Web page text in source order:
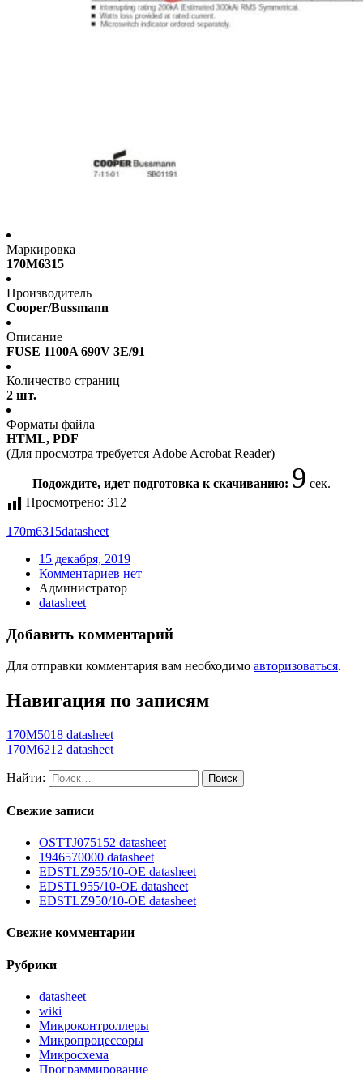
Маркировка
170M6315
Производитель
Cooper/Bussmann
Описание
FUSE 1100A 690V 3E/91
Количество страниц
2 шт.
Форматы файла
HTML, PDF
(Для просмотра требуется Adobe Acrobat Reader)
Подождите, идет подготовка к скачиванию: 9 сек.
Просмотрено: 312
170m6315datasheet
15 декабря, 2019
Комментариев нет
Администратор
datasheet
Добавить комментарий
Для отправки комментария вам необходимо авторизоваться.
Навигация по записям
170M5018 datasheet
170M6212 datasheet
Найти:
Свежие записи
OSTTJ075152 datasheet
1946570000 datasheet
EDSTLZ955/10-OE datasheet
EDSTL955/10-OE datasheet
EDSTLZ950/10-OE datasheet
Свежие комментарии
Рубрики
datasheet
wiki
Микроконтроллеры
Микропроцессоры
Микросхема
Программирование